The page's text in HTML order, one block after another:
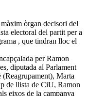
òrgan decisori del
electoral del partit per a
, que tindran lloc el
per Ramon
diputada al Parlament
Marta
de llista de CiU, Ramon
eixos de la campanya